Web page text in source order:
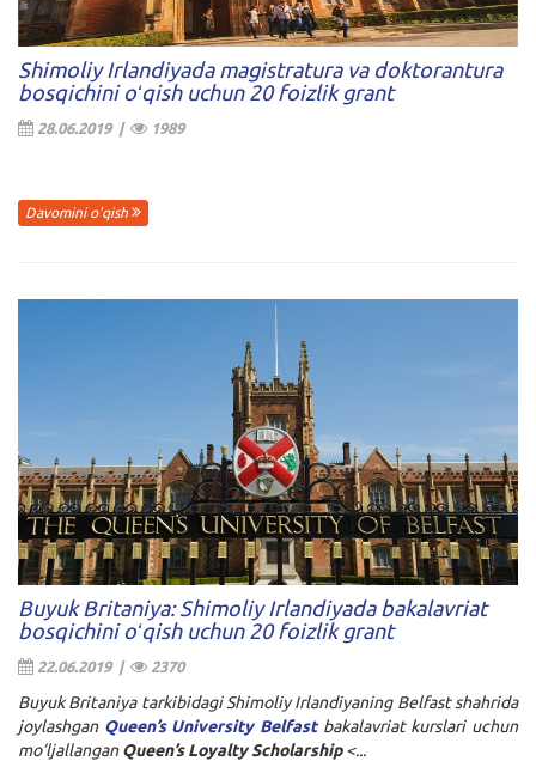
Shimoliy Irlandiyada magistratura va doktorantura
bosqichini oʻqish uchun 20 foizlik grant
28.06.2019 | 1989
Davomini o'qish
Buyuk Britaniya: Shimoliy Irlandiyada bakalavriat
bosqichini oʻqish uchun 20 foizlik grant
22.06.2019 | 2370
Buyuk Britaniya tarkibidagi Shimoliy Irlandiyaning Belfast shahrida
joylashgan Queen’s University Belfastbakalavriat kurslari uchun
mo’ljallanganQueen’s Loyalty Scholarship<...